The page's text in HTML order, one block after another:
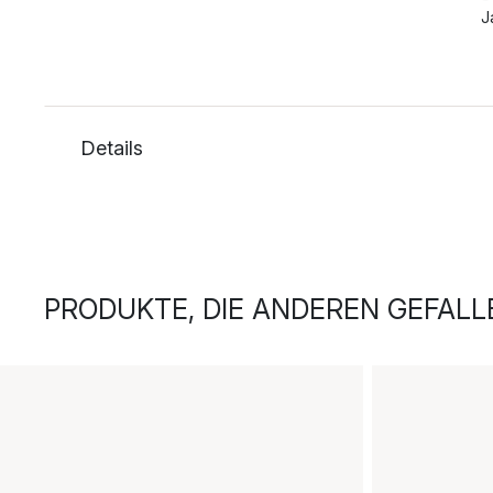
Details
PRODUKTE, DIE ANDEREN